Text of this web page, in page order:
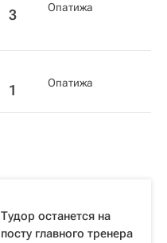
3 Опатижа
1 Опатижа
Тудор останется на
посту главного тренера